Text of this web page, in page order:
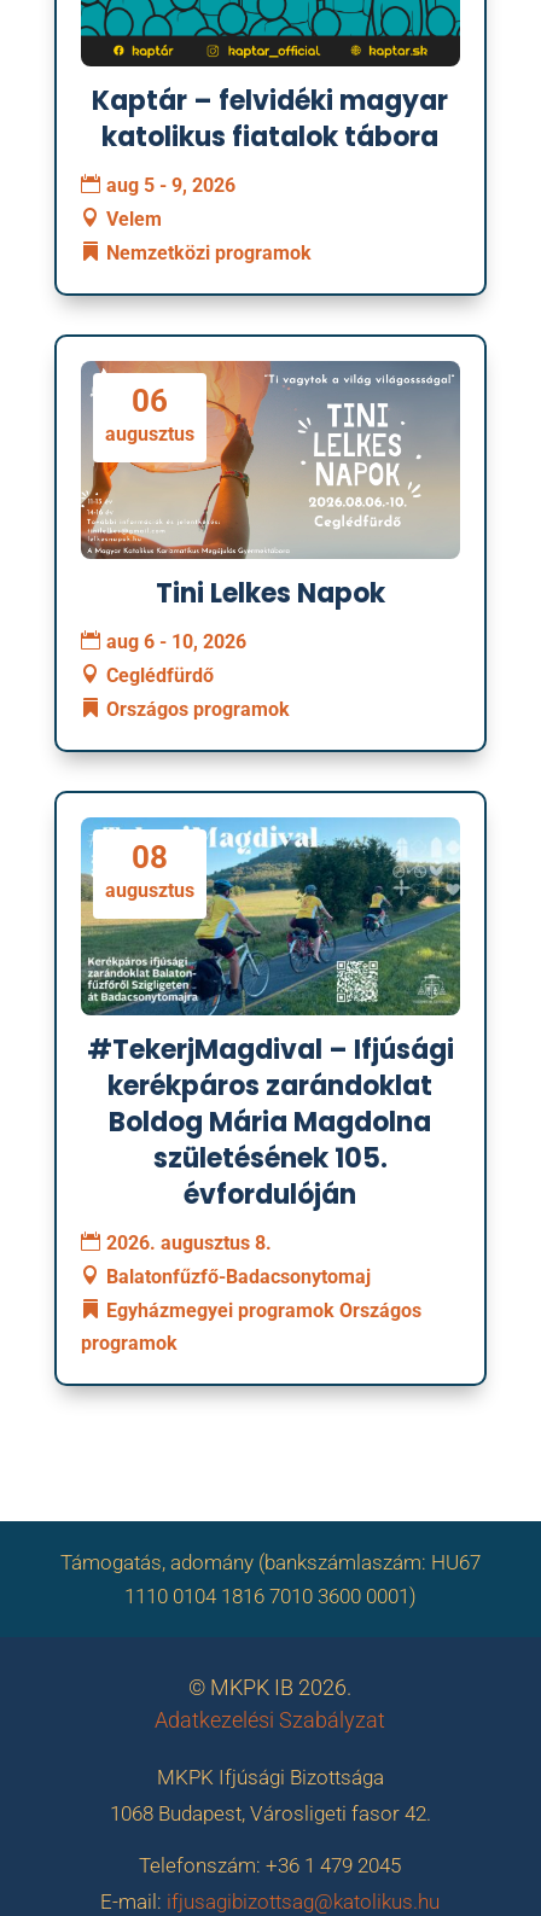
Kaptár – felvidéki magyar
katolikus fiatalok tábora
aug 5 - 9, 2026
Velem
Nemzetközi programok
06
augusztus
Tini Lelkes Napok
aug 6 - 10, 2026
Ceglédfürdő
Országos programok
08
augusztus
#TekerjMagdival – Ifjúsági
kerékpáros zarándoklat
Boldog Mária Magdolna
születésének 105.
évfordulóján
2026. augusztus 8.
Balatonfűzfő-Badacsonytomaj
Egyházmegyei programok Országos
programok
Támogatás, adomány (bankszámlaszám: HU67
1110 0104 1816 7010 3600 0001)
© MKPK IB 2026.
Adatkezelési Szabályzat
MKPK Ifjúsági Bizottsága
1068 Budapest, Városligeti fasor 42.
Telefonszám: +36 1 479 2045
E-mail: ifjusagibizottsag@katolikus.hu